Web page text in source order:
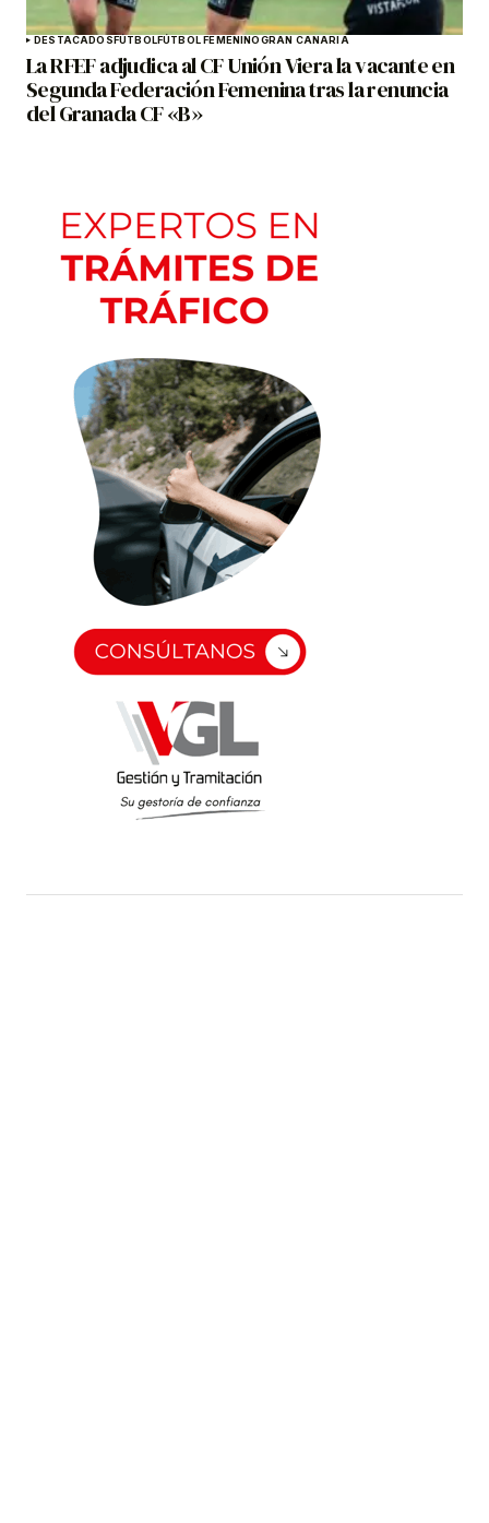
DESTACADOSFÚTBOLFÚTBOL FEMENINOGRAN CANARIA
La RFEF adjudica al CF Unión Viera la vacante en
Segunda Federación Femenina tras la renuncia
del Granada CF «B»